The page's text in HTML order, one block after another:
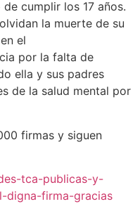
cumplir los 17 años.
la muerte de su
el
por la falta de
ella y sus padres
de la salud mental por
firmas y siguen
tca-publicas-y-
digna-firma-gracias